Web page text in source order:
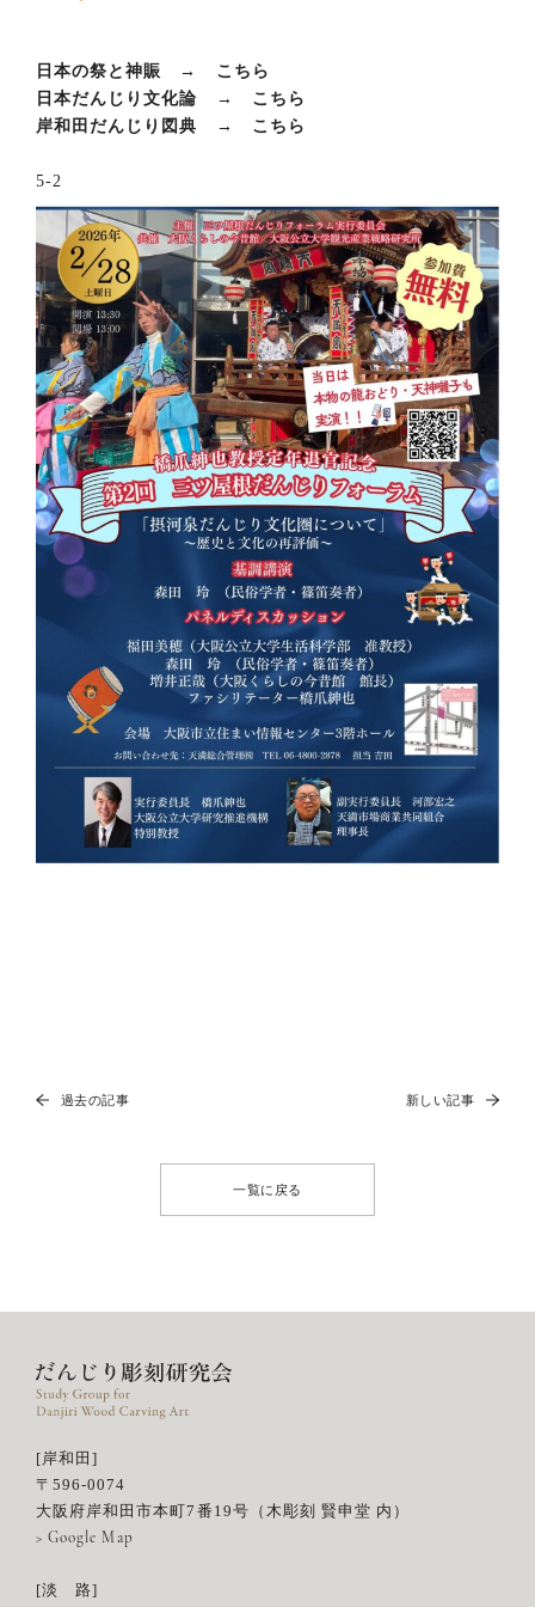
日本の祭と神賑 → こちら
日本だんじり文化論 → こちら
岸和田だんじり図典 → こちら
5-2
過去の記事 新しい記事
一覧に戻る
[岸和田]
〒596-0074
大阪府岸和田市本町7番19号（木彫刻 賢申堂 内）
> Google Map
[淡 路]